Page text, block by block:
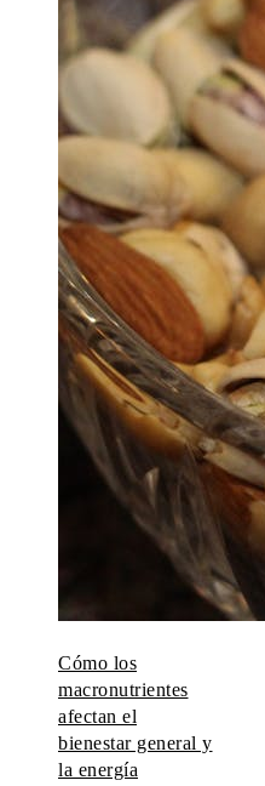
Cómo los
macronutrientes
afectan el
bienestar general y
la energía